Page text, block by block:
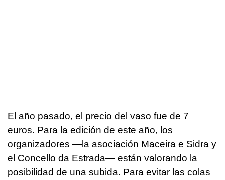
El año pasado, el precio del vaso fue de 7
euros. Para la edición de este año, los
organizadores —la asociación Maceira e Sidra y
el Concello da Estrada— están valorando la
posibilidad de una subida. Para evitar las colas